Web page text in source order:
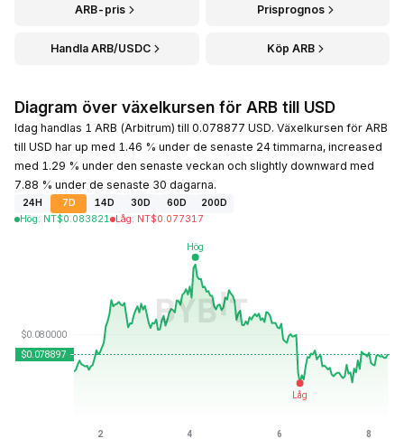
ARB-pris Prisprognos
Handla ARB/USDC Köp ARB
Diagram över växelkursen för ARB till USD
Idag handlas 1 ARB (Arbitrum) till 0.078877 USD. Växelkursen för ARB
till USD har up med 1.46 % under de senaste 24 timmarna, increased
med 1.29 % under den senaste veckan och slightly downward med
7.88 % under de senaste 30 dagarna.
24H 7D 14D 30D 60D
200D
Hög: NT$0.083821 Låg: NT$0.077317
NT$0.070480